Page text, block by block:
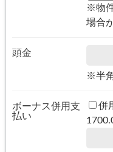
※物
場合
頭金
※半
ボーナス併用支
払い
併